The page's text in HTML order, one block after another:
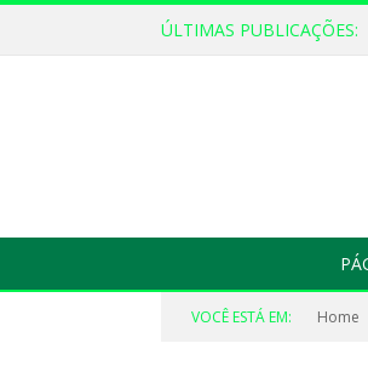
ÚLTIMAS PUBLICAÇÕES:
VOCÊ ESTÁ EM: Home